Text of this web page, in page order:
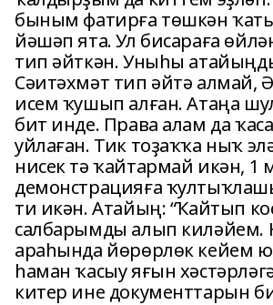
быным фатирға төшкән
йәшәп ята. Ул бисараға
тип әйткән. Уныһы
Сәитәхмәт тип әйтә алмай,
исем ҡушып алған. Атаңа
бит инде. Права алам да
уйлаған. Тик тоҙаҡҡа ныҡ
нисек тә ҡайтармай икән, 1
демонстрацияға
ти икән. Атайың: “Ҡайтып
салбарымды алып киләйем.
араһында йөрөрлөк кейем
һаман ҡасыу яғын
китер ине документтарын